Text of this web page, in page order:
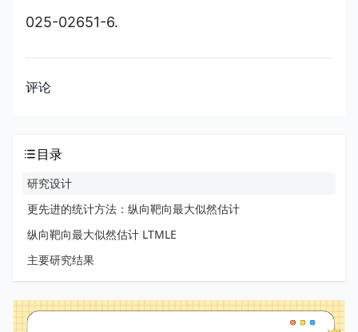
025-02651-6.
评论
目录
研究设计
更先进的统计方法：纵向靶向最大似然估计
纵向靶向最大似然估计 LTMLE
主要研究结果